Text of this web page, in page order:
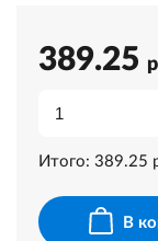
389.25
Итого: 389.25
В